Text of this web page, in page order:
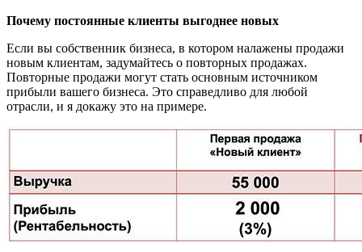
Почему постоянные клиенты выгоднее новых
Если вы собственник бизнеса, в котором налажены продажи
новым клиентам, задумайтесь о повторных продажах.
Повторные продажи могут стать основным источником
прибыли вашего бизнеса. Это справедливо для любой
отрасли, и я докажу это на примере.